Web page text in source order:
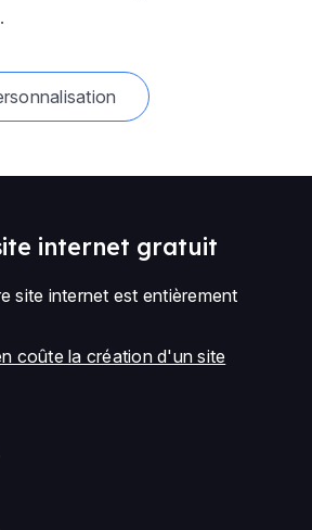
internet gratuit
site internet est entièrement
coûte la création d'un site